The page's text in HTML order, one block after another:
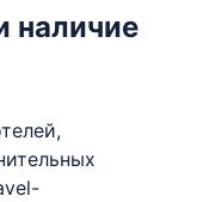
наличие